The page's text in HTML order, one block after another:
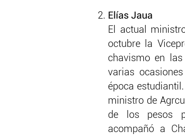
Elías Jaua
El actual
octubre la
chavismo en
varias
época
ministro de
de los pesos
acompañó a